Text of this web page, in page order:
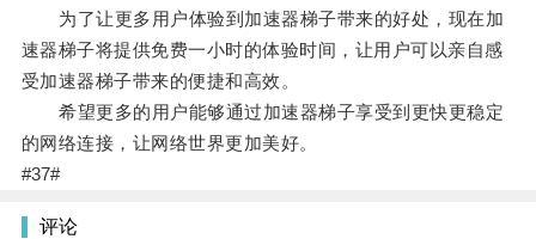
为了让更多用户体验到加速器梯子带来的好处，现在加
速器梯子将提供免费一小时的体验时间，让用户可以亲自感
受加速器梯子带来的便捷和高效。
希望更多的用户能够通过加速器梯子享受到更快更稳定
的网络连接，让网络世界更加美好。
#37#
评论